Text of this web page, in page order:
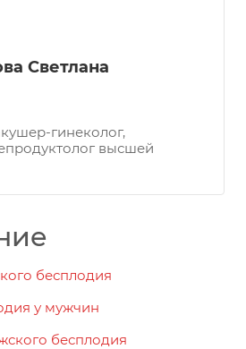
Светлана
гинеколог,
высшей
бесплодия
у мужчин
бесплодия